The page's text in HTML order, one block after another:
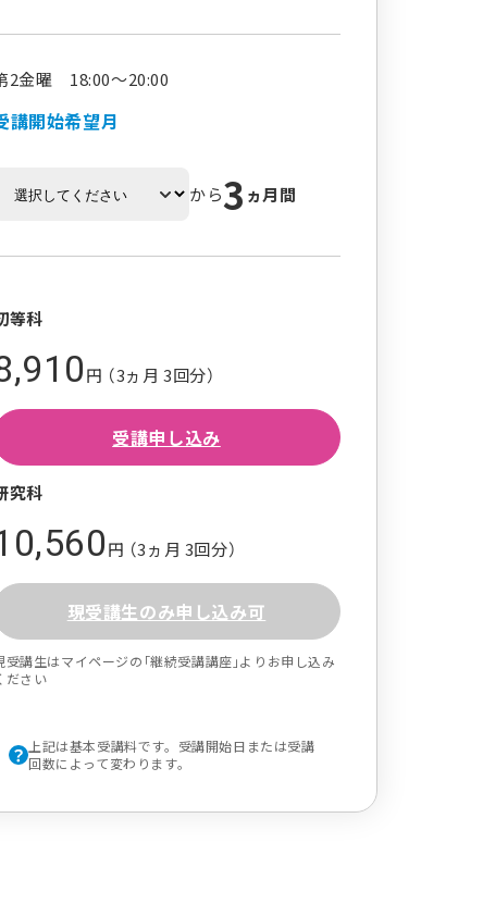
2金曜 18:00～20:00
講開始希望月
から3 ヵ月間
等科
円 （3ヵ月 3回分）
受講申し込み
究科
円 （3ヵ月 3回分）
現受講生のみ申し込み可
受講生はマイページの｢継続受講講座｣よりお申し込み
ださい
上記は基本受講料です。受講開始日または受講
回数によって変わります。